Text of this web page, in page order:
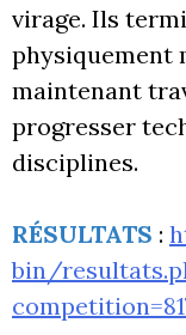
virage. Ils
physiquement
maintenant
progresser
disciplines.
RÉSULTATS :
bin/